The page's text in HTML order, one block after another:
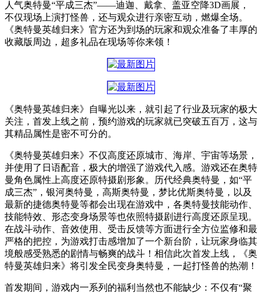
人气奥特曼“平成三杰”——迪迦、戴拿、盖亚空降3D画展，
不仅现场上演打怪兽，还与观众进行亲密互动，燃爆全场。
《奥特曼英雄归来》官方还为到场的玩家和观众准备了丰厚的
收藏版周边，超多礼品在现场等你来领！
《奥特曼英雄归来》自曝光以来，就引起了行业及玩家的极大
关注，首发上线之前，预约游戏的玩家就已突破五百万，这与
其精品属性是密不可分的。
《奥特曼英雄归来》不仅高度还原城市、海岸、宇宙等场景，
并使用了日语配音，极大的增强了游戏代入感。游戏还在奥特
曼角色属性上高度还原特摄剧形象。历代经典奥特曼，如“平
成三杰”，银河奥特曼，高斯奥特曼，梦比优斯奥特曼，以及
最新的捷德奥特曼等都会出现在游戏中，各奥特曼技能动作、
技能特效、形态变身场景等也依照特摄剧进行高度还原呈现。
在战斗动作、音效使用、受击反馈等方面进行全方位监修和最
严格的把控，为游戏打击感增加了一个新台阶，让玩家身临其
境般感受熟悉的剧情与畅爽的战斗！相信此次首发上线，《奥
特曼英雄归来》将引发全民变身奥特曼，一起打怪兽的热潮！
首发期间，游戏内一系列的福利当然也不能缺少：不仅有“聚